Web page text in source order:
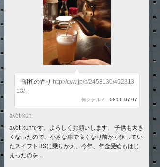
「昭和の香り http://cvw.jp/b/2458130/492313
13/」
何シテル？ 08/06 07:07
avot-kun
avot-kunです。よろしくお願いします。 子供も大き
くなったので、小さな車で良くなり前から狙ってい
たスイフトRSに乗りかえ、今年、年金受給もはじ
まったのを...